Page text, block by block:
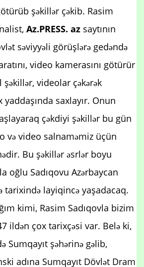
şəkillər çəkib. Rasim
Az.PRESS. az saytının
səviyyəli görüşlərə gedəndə
video kamerasını götürür
videolar çəkərək
yaddaşında saxlayır. Onun
çəkdiyi şəkillər bu gün
və video salnaməmiz üçün
Bu şəkillər əsrlər boyu
oğlu Sadıqovu Azərbaycan
tarixində layiqincə yaşadacaq.
kimi, Rasim Sadıqovla bizim
47 ildən çox tarixçəsi var. Belə ki,
Sumqayıt şəhərinə gəlib,
adına Sumqayıt Dövlət Dram